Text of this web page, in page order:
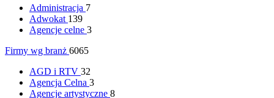
Administracja 7
Adwokat 139
Agencje celne 3
Firmy wg branż 6065
AGD i RTV 32
Agencja Celna 3
Agencje artystyczne 8